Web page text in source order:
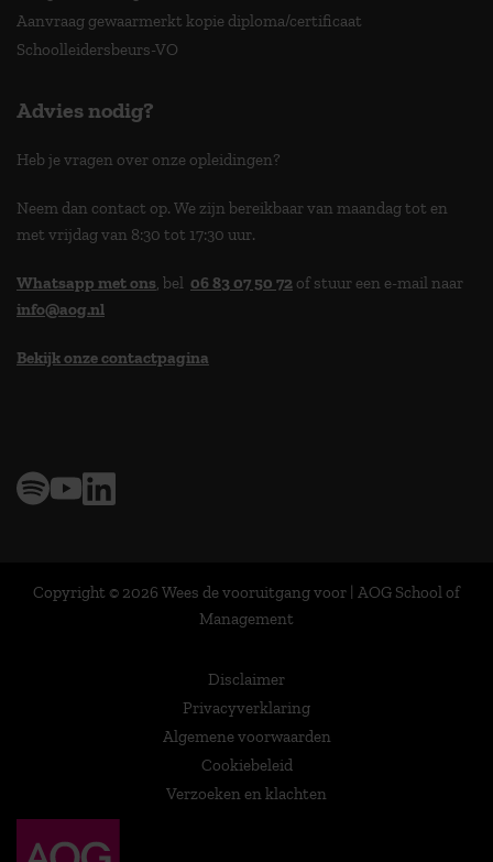
Aanvraag gewaarmerkt kopie diploma/certificaat
Schoolleidersbeurs-VO
Advies nodig?
Heb je vragen over onze opleidingen?
Neem dan contact op. We zijn bereikbaar van maandag tot en
met vrijdag van 8:30 tot 17:30 uur.
Whatsapp met ons, bel 06 83 07 50 72 of stuur een e-mail naar
info@aog.nl
Bekijk onze contactpagina
Copyright © 2026 Wees de vooruitgang voor | AOG School of
Management
Disclaimer
Privacyverklaring
Algemene voorwaarden
Cookiebeleid
Verzoeken en klachten